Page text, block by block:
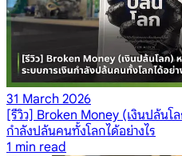
31 March 2026
[รีวิว] Broken Money (เงินปล้นโ
กำลังปล้นคนทั้งโลกได้อย่างไร
1 min read